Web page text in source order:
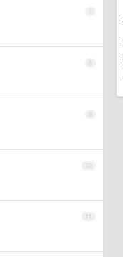
7
8
9
10
11